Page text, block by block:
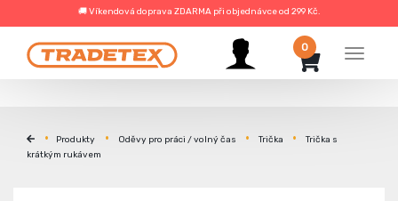
🚚 Víkendová doprava ZDARMA při objednávce od 299 Kč.
Menu
0
Produkty Oděvy pro práci / volný čas Trička
Trička s
krátkým rukávem